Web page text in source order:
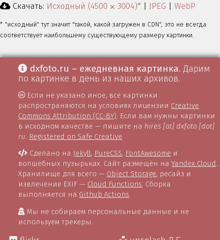
Скачать: Исходный (4500 ⨉ 3004)* | JPEG | WebP
* "исходный" тут значит "такой, какой загружен в CDN", это не всегда
соответствует наибольшему существующему размеру картинки.
dxfoto.ru – ежедневная картинка. Дарим
по картинке в день из наших архивов.
Если не указано иное, все картинки
распространяются на условиях лицензии Creative
Commons Attribution (CC-BY). Если вам нужны картинки
в исходном качестве — пишите на hires [at] dxfoto [dot]
ru. Registered on Safe Creative
Сделано на Jekyll, PureCSS, FontAwesome и
волшебных пузырьках. Сайт размещён наYandex Cloud .
Хранилище для всего — Object Storage, ресайз и
извлечение EXIF — Cloud Functions. Сборка
выполняется на Github Actions.
Мы не собираем персональные данные и не
используем трекеры.